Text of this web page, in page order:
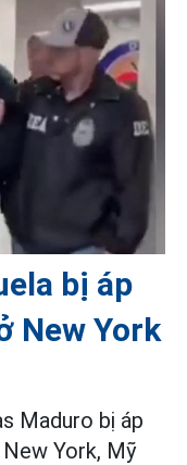
bị áp
New York
Maduro bị áp
York, Mỹ